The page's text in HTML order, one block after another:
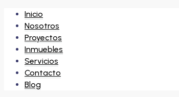
Inicio
Nosotros
Proyectos
Inmuebles
Servicios
Contacto
Blog